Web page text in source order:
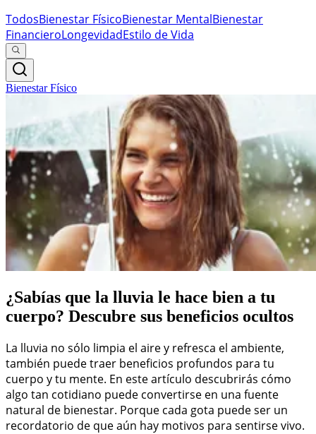
TodosBienestar FísicoBienestar MentalBienestar
FinancieroLongevidadEstilo de Vida
Bienestar Físico
¿Sabías que la lluvia le hace bien a tu
cuerpo? Descubre sus beneficios ocultos
La lluvia no sólo limpia el aire y refresca el ambiente,
también puede traer beneficios profundos para tu
cuerpo y tu mente. En este artículo descubrirás cómo
algo tan cotidiano puede convertirse en una fuente
natural de bienestar. Porque cada gota puede ser un
recordatorio de que aún hay motivos para sentirse vivo.